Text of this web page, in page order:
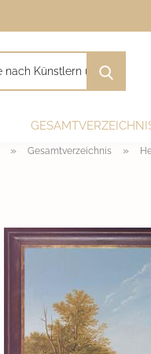
» Gesamtverzeichnis »